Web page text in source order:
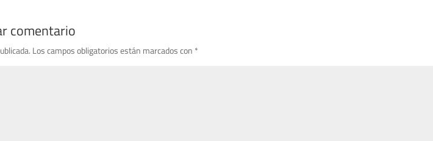
comentario
Los campos obligatorios están marcados con *